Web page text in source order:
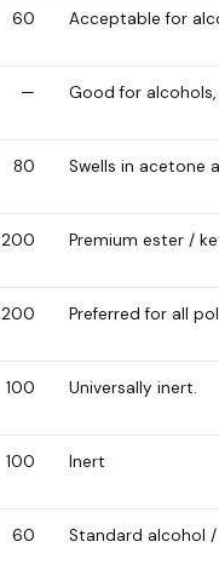
60 Acceptable for
— Good for
80 Swells in acetone
200 Premium ester /
200 Preferred for all
100 Universally inert.
100 Inert
60 Standard alcohol